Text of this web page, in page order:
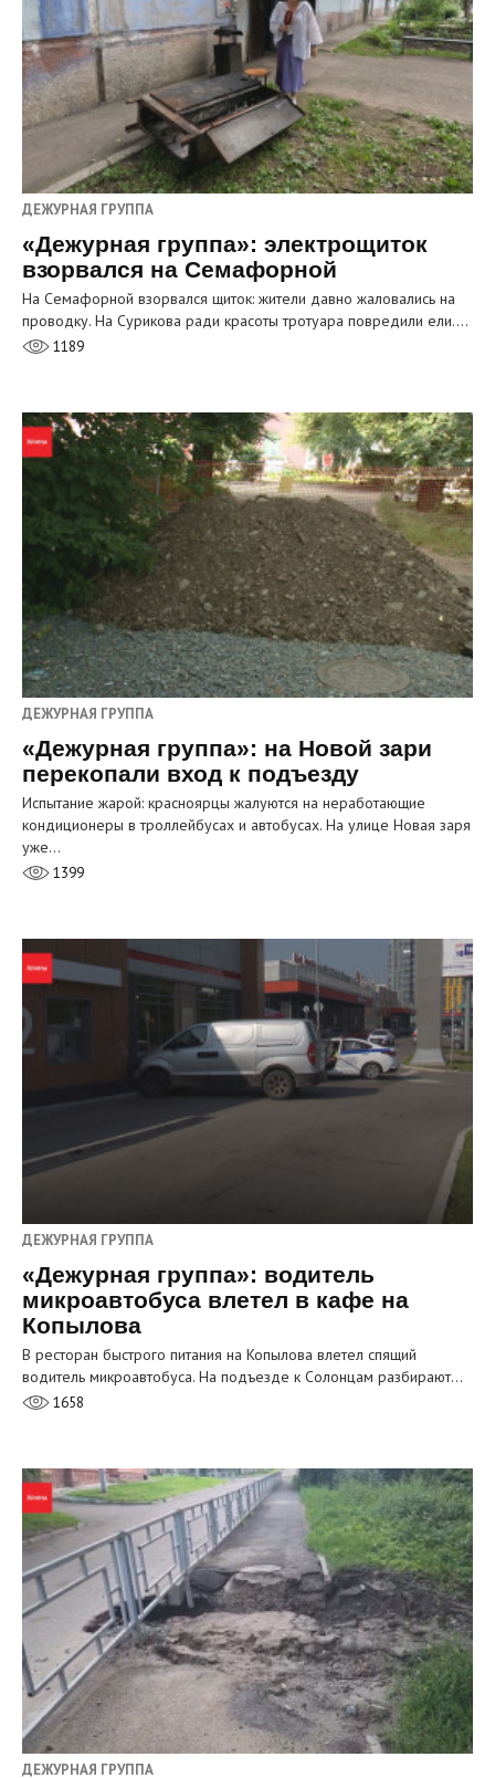
ДЕЖУРНАЯ ГРУППА
«Дежурная группа»: электрощиток
взорвался на Семафорной
На Семафорной взорвался щиток: жители давно жаловались на
проводку. На Сурикова ради красоты тротуара повредили ели.…
1189
ДЕЖУРНАЯ ГРУППА
«Дежурная группа»: на Новой зари
перекопали вход к подъезду
Испытание жарой: красноярцы жалуются на неработающие
кондиционеры в троллейбусах и автобусах. На улице Новая заря
уже…
1399
ДЕЖУРНАЯ ГРУППА
«Дежурная группа»: водитель
микроавтобуса влетел в кафе на
Копылова
В ресторан быстрого питания на Копылова влетел спящий
водитель микроавтобуса. На подъезде к Солонцам разбирают…
1658
ДЕЖУРНАЯ ГРУППА